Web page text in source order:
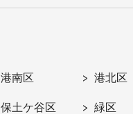
港南区 港北区
保土ケ谷区 緑区